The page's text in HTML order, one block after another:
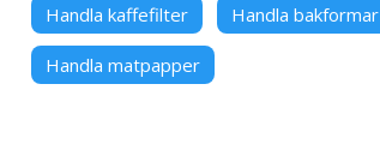
Handla kaffefilter Handla bakformar
Handla matpapper